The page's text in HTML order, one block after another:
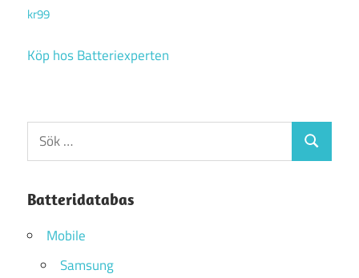
kr99
Köp hos Batteriexperten
Sök
efter:
Sök
Batteridatabas
Mobile
Samsung